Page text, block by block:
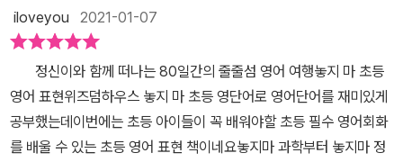
iloveyou 2021-01-07
정신이와 함께 떠나는 80일간의 줄줄섬 영어 여행놓지 마 초등
영어 표현위즈덤하우스 놓지 마 초등 영단어로 영어단어를 재미있게
공부했는데이번에는 초등 아이들이 꼭 배워야할 초등 필수 영어회화
를 배울 수 있는 초등 영어 표현 책이네요놓지마 과학부터 놓지마 정